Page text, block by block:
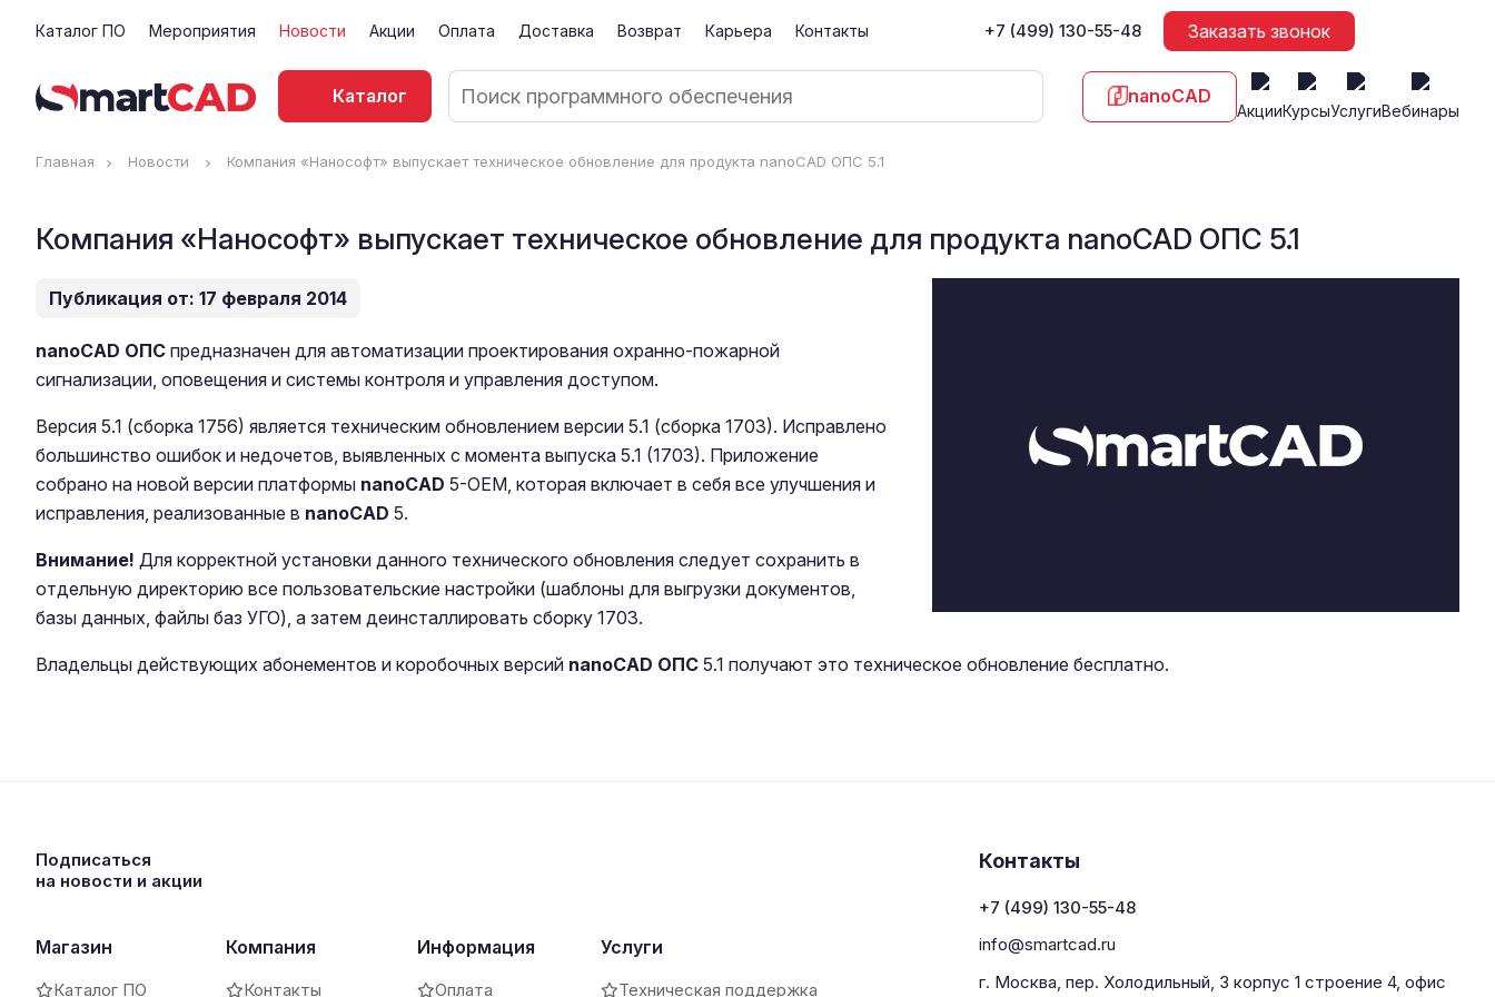
Каталог ПО Мероприятия Новости Акции Оплата Доставка Возврат Карьера Контакты +7 (499) 130-55-48 Заказать звонок
Каталог nanoCAD
АкцииКурсыУслугиВебинары
Главная Новости Компания «Нанософт» выпускает техническое обновление для продукта nanoCAD ОПС 5.1
Компания «Нанософт» выпускает техническое обновление для продукта nanoCAD ОПС 5.1
Публикация от: 17 февраля 2014
nanoCAD ОПС предназначен для автоматизации проектирования охранно-пожарной
сигнализации, оповещения и системы контроля и управления доступом.
Версия 5.1 (сборка 1756) является техническим обновлением версии 5.1 (сборка 1703). Исправлено
большинство ошибок и недочетов, выявленных с момента выпуска 5.1 (1703). Приложение
собрано на новой версии платформы nanoCAD 5-OEM, которая включает в себя все улучшения и
исправления, реализованные в nanoCAD 5.
Внимание! Для корректной установки данного технического обновления следует сохранить в
отдельную директорию все пользовательские настройки (шаблоны для выгрузки документов,
базы данных, файлы баз УГО), а затем деинсталлировать сборку 1703.
Владельцы действующих абонементов и коробочных версий nanoCAD ОПС 5.1 получают это техническое обновление бесплатно.
Подписаться
на новости и акции
Магазин
Каталог ПО
Компания
Контакты
Информация
Оплата
Услуги
Техническая поддержка
Контакты
+7 (499) 130-55-48
info@smartcad.ru
г. Москва, пер. Холодильный, 3 корпус 1 строение 4, офис